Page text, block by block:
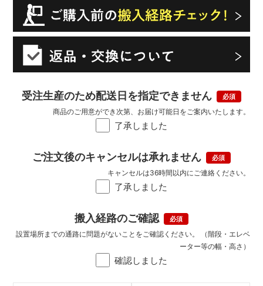
受注生産のため配送日を指定できません
了承しました
商品のご用意ができ次第、お届け可能日をご案内いたします。
ご注文後のキャンセルは承れません
了承しました
キャンセルは36時間以内にご連絡ください。
搬入経路のご確認
確認しました
設置場所までの通路に問題がないことをご確認ください。 （階段・エレベ
ーター等の幅・高さ）